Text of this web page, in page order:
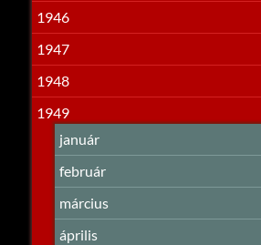
1946
1947
1948
1949
január
február
március
április